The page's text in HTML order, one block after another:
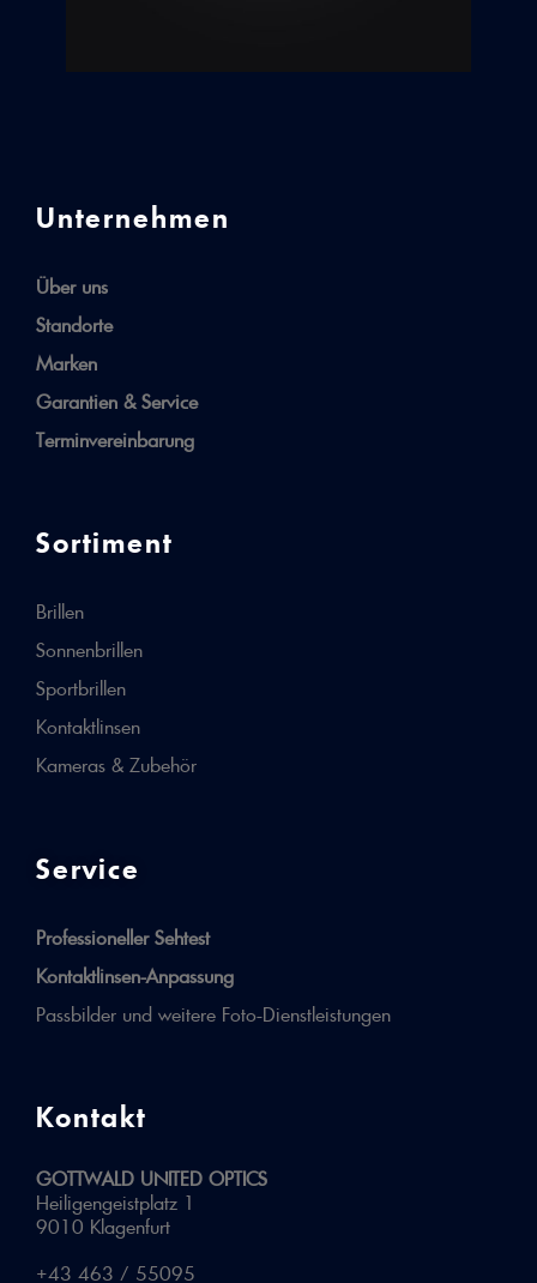
Unternehmen
Über uns
Standorte
Marken
Garantien & Service
Terminvereinbarung
Sortiment
Brillen
Sonnenbrillen
Sportbrillen
Kontaktlinsen
Kameras & Zubehör
Service
Professioneller Sehtest
Kontaktlinsen-Anpassung
Passbilder und weitere Foto-Dienstleistungen
Kontakt
GOTTWALD UNITED OPTICS
Heiligengeistplatz 1
9010 Klagenfurt
+43 463 / 55095